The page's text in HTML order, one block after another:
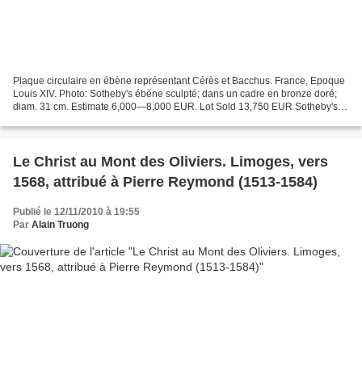
Plaque circulaire en ébène représentant Cérès et Bacchus. France, Epoque
Louis XIV. Photo: Sotheby's ébène sculpté; dans un cadre en bronze doré;
diam. 31 cm. Estimate 6,000—8,000 EUR. Lot Sold 13,750 EUR Sotheby's.
Le Christ au Mont des Oliviers. Limoges, vers
1568, attribué à Pierre Reymond (1513-1584)
Publié le 12/11/2010 à 19:55
Par Alain Truong